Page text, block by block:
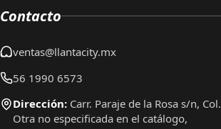
Contacto
ventas@llantacity.mx
56 1990 6573
Dirección: Carr. Paraje de la Rosa s/n, Col.
Otra no especificada en el catálogo,